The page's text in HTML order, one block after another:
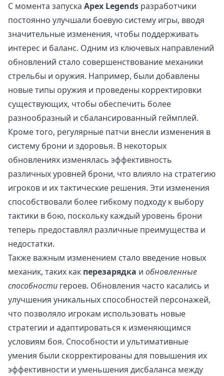
С момента запуска Apex Legends разработчики
постоянно улучшали боевую систему игры, вводя
значительные изменения, чтобы поддерживать
интерес и баланс. Одним из ключевых направлений
обновлений стало совершенствование механики
стрельбы и оружия. Например, были добавлены
новые типы оружия и проведены корректировки
существующих, чтобы обеспечить более
разнообразный и сбалансированный геймплей.
Кроме того, регулярные патчи внесли изменения в
систему брони и здоровья. В некоторых
обновлениях изменялась эффективность
различных уровней брони, что влияло на стратегию
игроков и их тактические решения. Эти изменения
способствовали более гибкому подходу к выбору
тактики в бою, поскольку каждый уровень брони
теперь предоставлял различные преимущества и
недостатки.
Также важным изменением стало введение новых
механик, таких как перезарядка и обновленные
способности героев. Обновления часто касались и
улучшения уникальных способностей персонажей,
что позволяло игрокам использовать новые
стратегии и адаптироваться к изменяющимся
условиям боя. Способности и ультимативные
умения были скорректированы для повышения их
эффективности и уменьшения дисбаланса между